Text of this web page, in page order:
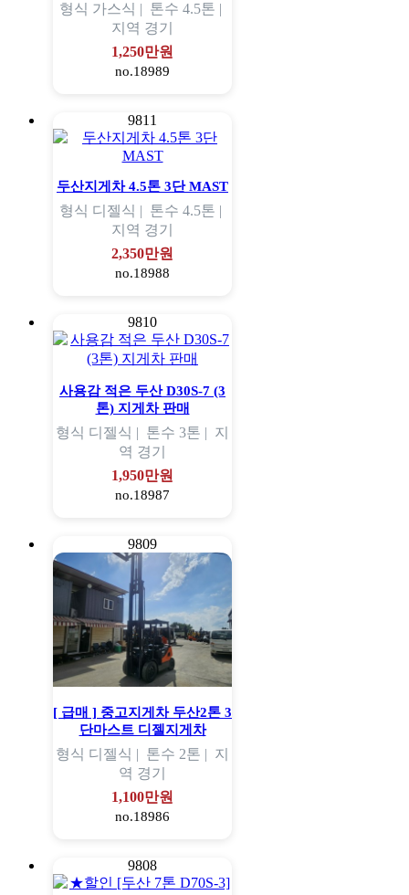
형식 가스식 | 톤수 4.5톤 |
지역 경기
1,250만원
no.18989
9811
두산지게차 4.5톤 3단 MAST
형식 디젤식 | 톤수 4.5톤 |
지역 경기
2,350만원
no.18988
9810
사용감 적은 두산 D30S-7 (3
톤) 지게차 판매
형식 디젤식 | 톤수 3톤 | 지
역 경기
1,950만원
no.18987
9809
[ 급매 ] 중고지게차 두산2톤 3
단마스트 디젤지게차
형식 디젤식 | 톤수 2톤 | 지
역 경기
1,100만원
no.18986
9808